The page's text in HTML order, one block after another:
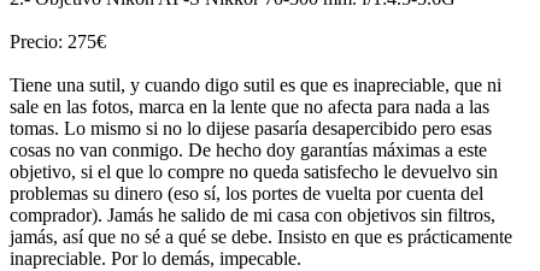
Precio: 275€
Tiene una sutil, y cuando digo sutil es que es inapreciable, que ni
sale en las fotos, marca en la lente que no afecta para nada a las
tomas. Lo mismo si no lo dijese pasaría desapercibido pero esas
cosas no van conmigo. De hecho doy garantías máximas a este
objetivo, si el que lo compre no queda satisfecho le devuelvo sin
problemas su dinero (eso sí, los portes de vuelta por cuenta del
comprador). Jamás he salido de mi casa con objetivos sin filtros,
jamás, así que no sé a qué se debe. Insisto en que es prácticamente
inapreciable. Por lo demás, impecable.